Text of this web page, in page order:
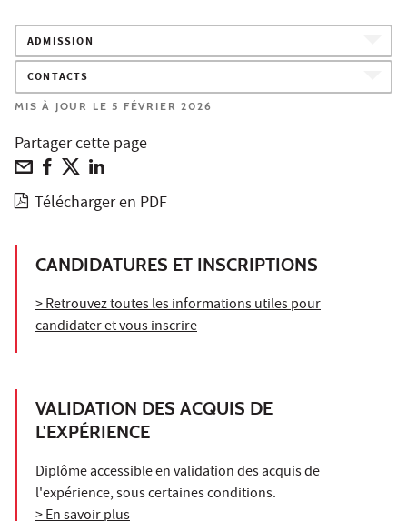
ADMISSION
CONTACTS
MIS À JOUR LE 5 FÉVRIER 2026
Partager cette page
Télécharger en PDF
CANDIDATURES ET INSCRIPTIONS
> Retrouvez toutes les informations utiles pour
candidater et vous inscrire
VALIDATION DES ACQUIS DE
L'EXPÉRIENCE
Diplôme accessible en validation des acquis de
l'expérience, sous certaines conditions.